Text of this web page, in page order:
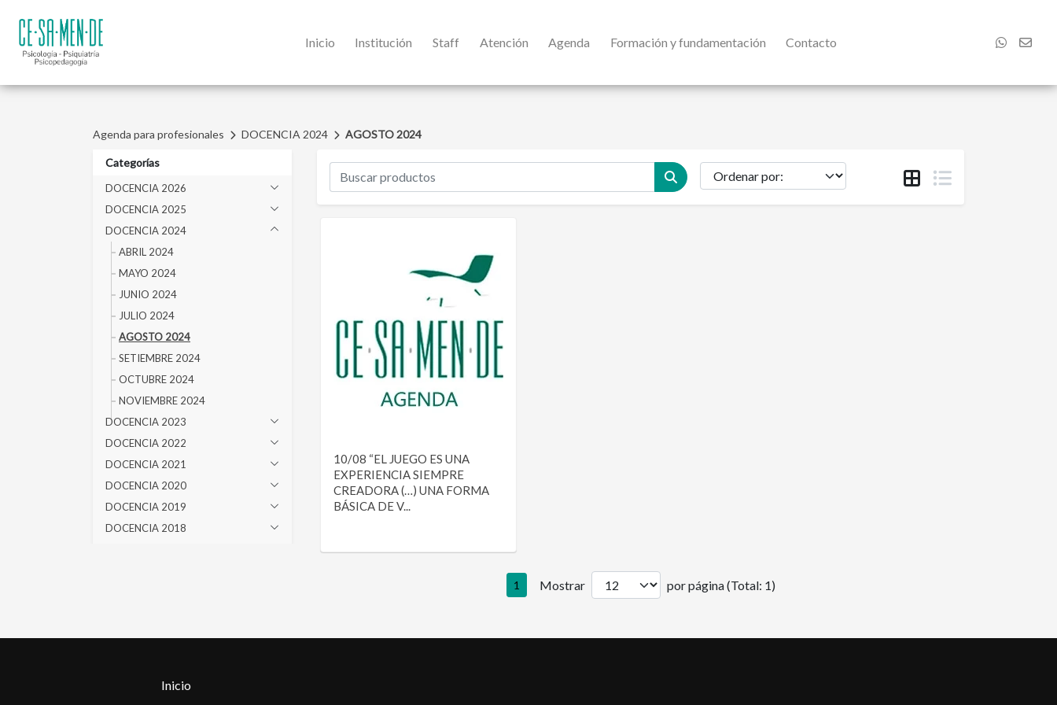
Inicio Institución Staff Atención Agenda Formación y fundamentación Contacto
Agenda para profesionales DOCENCIA 2024 AGOSTO 2024
Categorías
DOCENCIA 2026
DOCENCIA 2025
DOCENCIA 2024
ABRIL 2024
MAYO 2024
JUNIO 2024
JULIO 2024
AGOSTO 2024
SETIEMBRE 2024
OCTUBRE 2024
NOVIEMBRE 2024
DOCENCIA 2023
DOCENCIA 2022
DOCENCIA 2021
DOCENCIA 2020
DOCENCIA 2019
DOCENCIA 2018
10/08 “EL JUEGO ES UNA
EXPERIENCIA SIEMPRE
CREADORA (…) UNA FORMA
BÁSICA DE V...
1 Mostrar por página (Total: 1)
Inicio